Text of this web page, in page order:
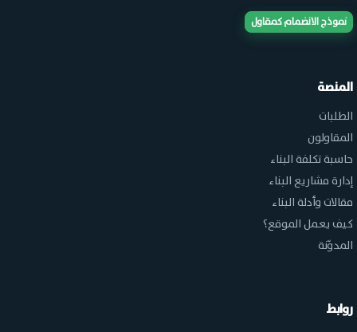
نموذج الانضمام كمقاول
المنصة
الطلبات
المقاولون
حاسبة تكلفة البناء
إدارة مشاريع البناء
مقالات وأدلة البناء
كيف يعمل الموقع؟
المدوّنة
روابط